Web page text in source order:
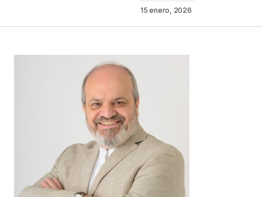
Your Name*
Guarda mi nombre, correo electrónico y web en
este navegador para la próxima vez que
comente.
Este sitio esta protegido por
reCAPTCHA y la
Política de
15 enero, 2026